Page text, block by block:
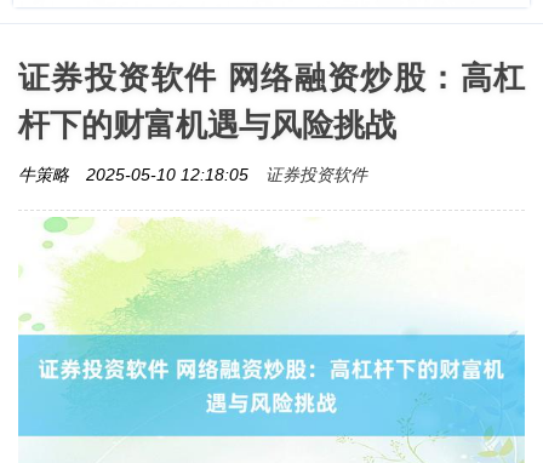
证券投资软件 网络融资炒股：高杠
杆下的财富机遇与风险挑战
牛策略 2025-05-10 12:18:05 证券投资软件